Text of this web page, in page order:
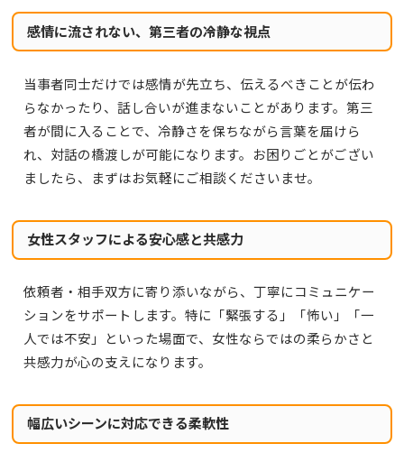
感情に流されない、第三者の冷静な視点
当事者同士だけでは感情が先立ち、伝えるべきことが伝わ
らなかったり、話し合いが進まないことがあります。第三
者が間に入ることで、冷静さを保ちながら言葉を届けら
れ、対話の橋渡しが可能になります。お困りごとがござい
ましたら、まずはお気軽にご相談くださいませ。
女性スタッフによる安心感と共感力
依頼者・相手双方に寄り添いながら、丁寧にコミュニケー
ションをサポートします。特に「緊張する」「怖い」「一
人では不安」といった場面で、女性ならではの柔らかさと
共感力が心の支えになります。
幅広いシーンに対応できる柔軟性